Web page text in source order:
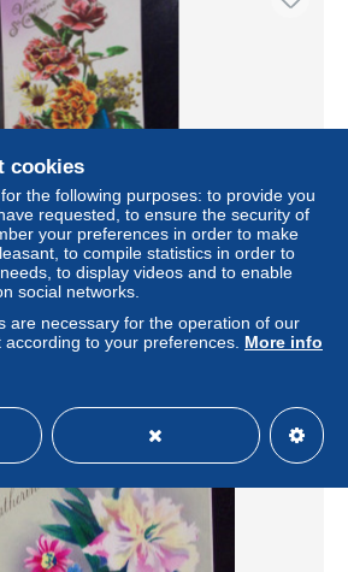
DE TROIS CARTES . SAINTE
. FLEURS . FEMME
± US$1.04
Private individual
cookies
the following purposes: to provide you
requested, to ensure the security of
your preferences in order to make
to compile statistics in order to
to display videos and to enable
social networks.
are necessary for the operation of our
to your preferences. More info